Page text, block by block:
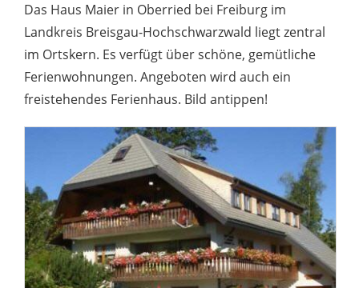
Das Haus Maier in Oberried bei Freiburg im
Landkreis Breisgau-Hochschwarzwald liegt zentral
im Ortskern. Es verfügt über schöne, gemütliche
Ferienwohnungen. Angeboten wird auch ein
freistehendes Ferienhaus. Bild antippen!